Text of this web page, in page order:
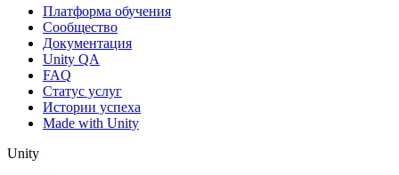
Платформа обучения
Сообщество
Документация
Unity QA
FAQ
Статус услуг
Истории успеха
Made with Unity
Unity